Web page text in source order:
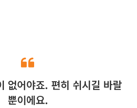
없어야죠. 편히 쉬시길 바랄
뿐이에요.